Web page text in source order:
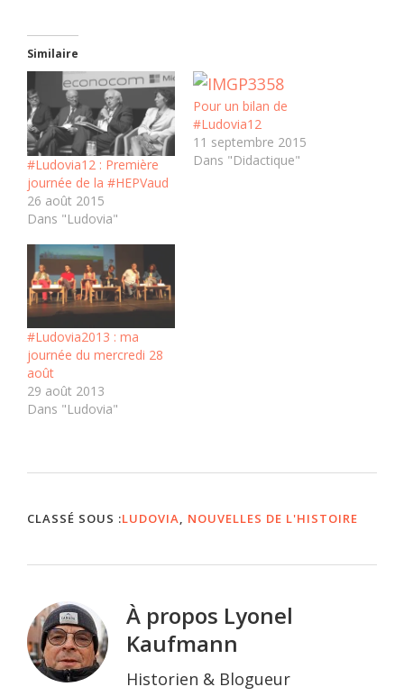
Similaire
#Ludovia12 : Première
journée de la #HEPVaud
26 août 2015
Dans "Ludovia"
Pour un bilan de
#Ludovia12
11 septembre 2015
Dans "Didactique"
#Ludovia2013 : ma
journée du mercredi 28
août
29 août 2013
Dans "Ludovia"
CLASSÉ SOUS :LUDOVIA, NOUVELLES DE L'HISTOIRE
À propos Lyonel
Kaufmann
Historien & Blogueur